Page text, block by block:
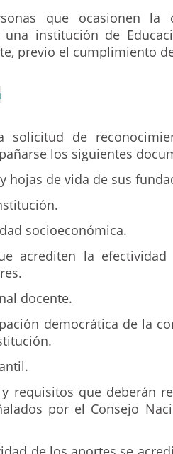
que ocasionen la
una institución de
previo el cumplimiento
solicitud de
los siguientes
hojas de vida de sus
socioeconómica.
acrediten la
docente.
democrática de la
requisitos que deberán
por el Consejo